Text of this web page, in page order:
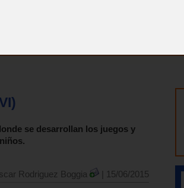
se desarrollan los juegos y
Rodriguez Boggia | 15/06/2015